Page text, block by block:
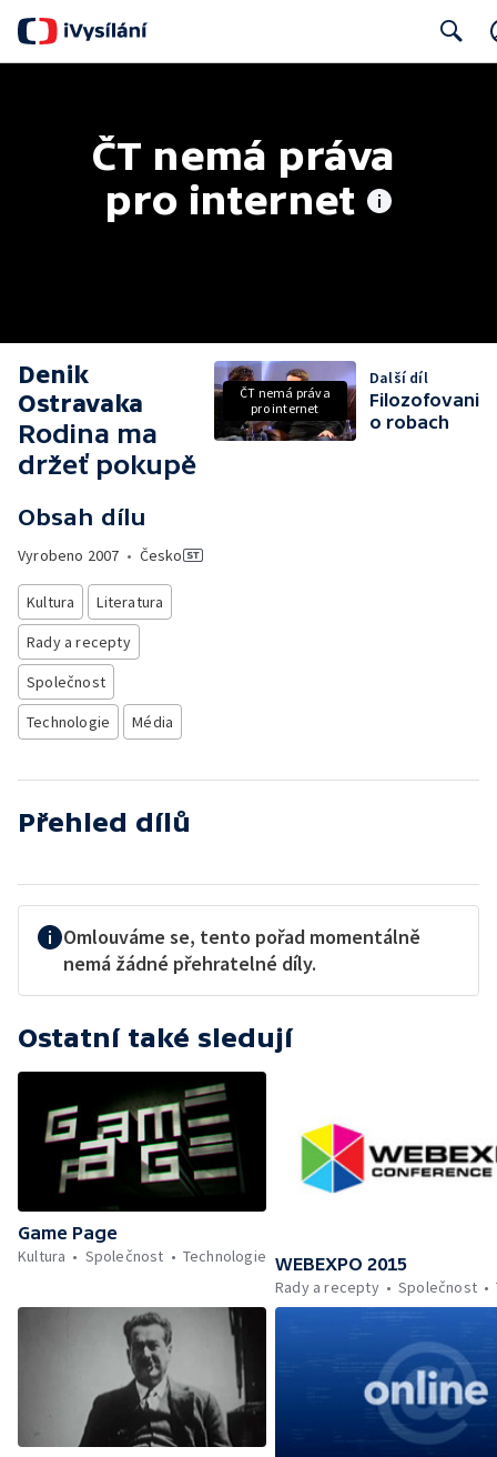
ČT nemá práva
pro internet
Denik
Ostravaka
Rodina ma
držeť pokupě
Obsah dílu
Vyrobeno 2007 • Česko
Kultura
Literatura
Rady a recepty
Společnost
Technologie
Média
ČT nemá práva
pro internet
Další díl
Filozofovani
o robach
Přehled dílů
Omlouváme se, tento pořad momentálně
nemá žádné přehratelné díly.
Ostatní také sledují
Game Page
Kultura
Společnost Technologie WEBEXPO 2015
Rady a recepty
Společnost